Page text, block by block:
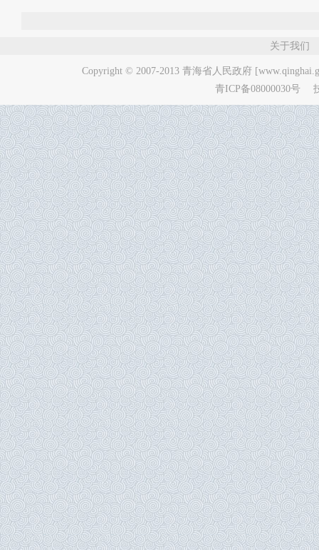
关于我们
Copyright © 2007-2013 青海省人民政府
青ICP备08000030号